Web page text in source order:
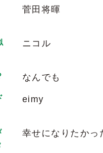
な瞳と上品な雰囲気に一
ても美しくて、凛とした
魅力が増して、気づけば
し続けます
マジに美人です♪♪
菅田将暉
ニコル
なんでも
eimy
幸せになりたかっ